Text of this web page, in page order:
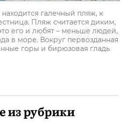
галечный пляж, к
Пляж считается диким,
его и любят – меньше людей,
в море. Вокруг первозданная
горы и бирюзовая гладь
из рубрики